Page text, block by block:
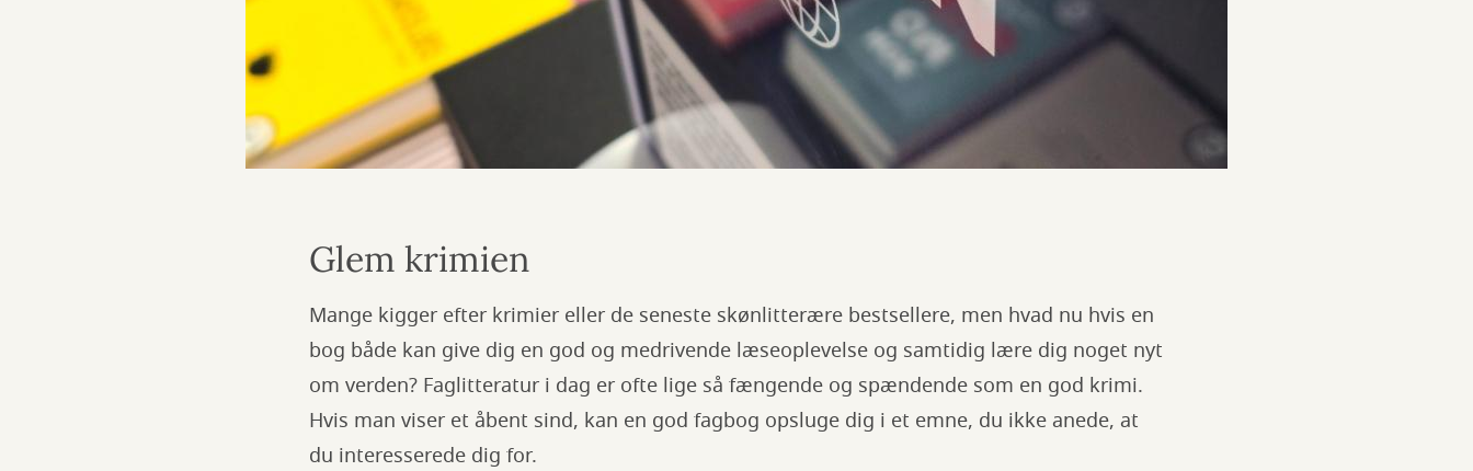
Glem krimien
Mange kigger efter krimier eller de seneste skønlitterære bestsellere, men hvad nu hvis en
bog både kan give dig en god og medrivende læseoplevelse og samtidig lære dig noget nyt
om verden? Faglitteratur i dag er ofte lige så fængende og spændende som en god krimi.
Hvis man viser et åbent sind, kan en god fagbog opsluge dig i et emne, du ikke anede, at
du interesserede dig for.